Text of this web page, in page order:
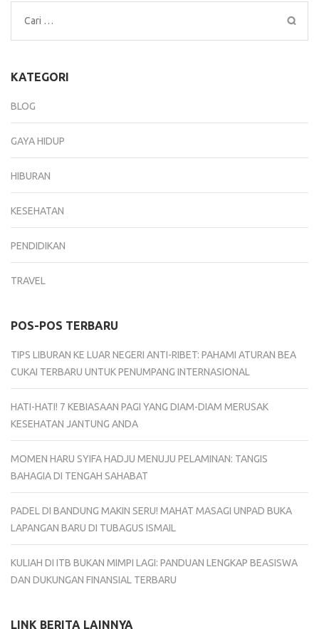
Cari
KATEGORI
BLOG
GAYA HIDUP
HIBURAN
KESEHATAN
PENDIDIKAN
TRAVEL
POS-POS TERBARU
TIPS LIBURAN KE LUAR NEGERI ANTI-RIBET: PAHAMI ATURAN BEA
CUKAI TERBARU UNTUK PENUMPANG INTERNASIONAL
HATI-HATI! 7 KEBIASAAN PAGI YANG DIAM-DIAM MERUSAK
KESEHATAN JANTUNG ANDA
MOMEN HARU SYIFA HADJU MENUJU PELAMINAN: TANGIS
BAHAGIA DI TENGAH SAHABAT
PADEL DI BANDUNG MAKIN SERU! MAHAT MASAGI UNPAD BUKA
LAPANGAN BARU DI TUBAGUS ISMAIL
KULIAH DI ITB BUKAN MIMPI LAGI: PANDUAN LENGKAP BEASISWA
DAN DUKUNGAN FINANSIAL TERBARU
LINK BERITA LAINNYA